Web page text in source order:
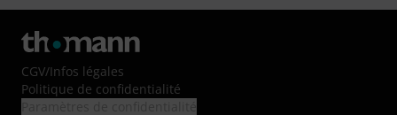
CGV/Infos légales
Politique de confidentialité